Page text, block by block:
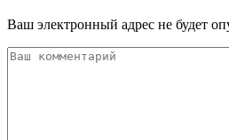
Ваш электронный адрес не будет